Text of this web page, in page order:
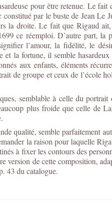
pour être retenue. Le
par le buste de Jean Le
la droite. Le fait que Rigaud
ce réemploi. D’autre part,
l’amour, la fidélité, le
la fortune, il semble
aux enfants, éléments
de groupe et ceux de l’école
semblable à celle du
plus froide que celle de
qualité, semble parfaitement
la raison pour laquelle
à fixer les contours des
de cette composition,
43 du catalogue.